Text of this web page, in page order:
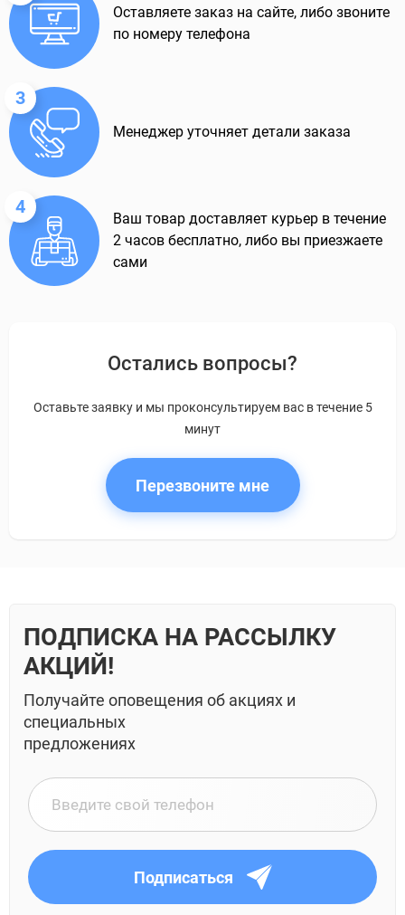
Оставляете заказ на сайте, либо звоните
по номеру телефона
3
Менеджер уточняет детали заказа
4
Ваш товар доставляет курьер в течение
2 часов бесплатно, либо вы приезжаете
сами
Остались вопросы?
Оставьте заявку и мы проконсультируем вас в течение 5
минут
Перезвоните мне
ПОДПИСКА НА РАССЫЛКУ
АКЦИЙ!
Получайте оповещения об акциях и
специальных
предложениях
Подписаться